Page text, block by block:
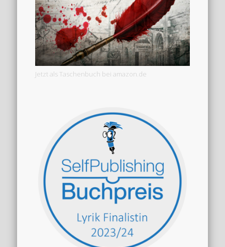
Jetzt als Taschenbuch bei amazon.de